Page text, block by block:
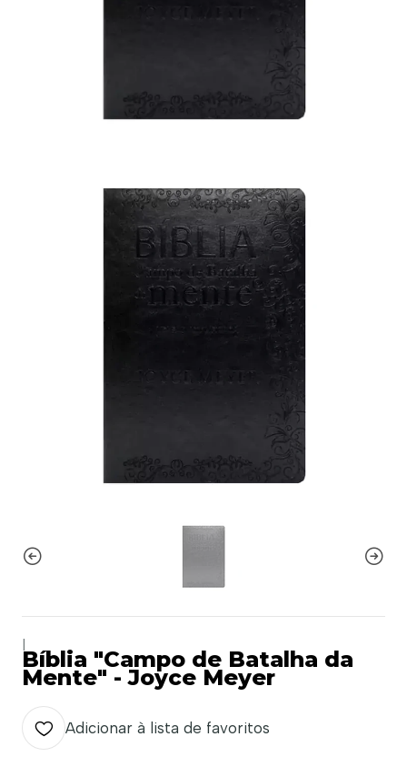
Bíblia "Campo de Batalha da
Mente" - Joyce Meyer
Adicionar à lista de favoritos